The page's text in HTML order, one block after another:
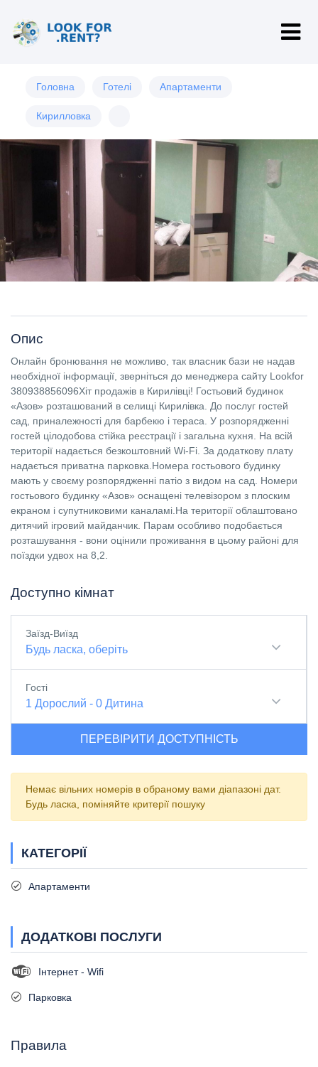
Головна Готелі Апартаменти
Кирилловка
Опис
Онлайн бронювання не можливо, так власник бази не надав
необхідної інформації, зверніться до менеджера сайту Lookfor
380938856096Хіт продажів в Кирилівці! Гостьовий будинок
«Азов» розташований в селищі Кирилівка. До послуг гостей
сад, приналежності для барбекю і тераса. У розпорядженні
гостей цілодобова стійка реєстрації і загальна кухня. На всій
території надається безкоштовний Wi-Fi. За додаткову плату
надається приватна парковка.Номера гостьового будинку
мають у своєму розпорядженні патіо з видом на сад. Номери
гостьового будинку «Азов» оснащені телевізором з плоским
екраном і супутниковими каналамі.На території облаштовано
дитячий ігровий майданчик. Парам особливо подобається
розташування - вони оцінили проживання в цьому районі для
поїздки удвох на 8,2.
Доступно кімнат
Заїзд-Виїзд
Будь ласка, оберіть
Гості
1 Дорослий - 0 Дитина
ПЕРЕВІРИТИ ДОСТУПНІСТЬ
Немає вільних номерів в обраному вами діапазоні дат.
Будь ласка, поміняйте критерії пошуку
КАТЕГОРІЇ
Апартаменти
ДОДАТКОВІ ПОСЛУГИ
Інтернет - Wifi
Парковка
Правила